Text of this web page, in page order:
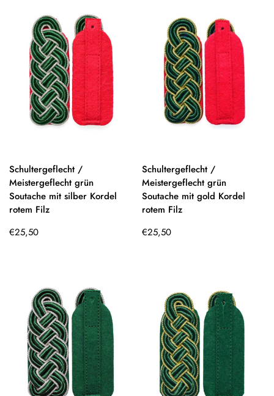
Schultergeflecht /
Meistergeflecht grün
Soutache mit silber Kordel
rotem Filz
Regulärer
€25,50
Schultergeflecht /
Meistergeflecht grün
Soutache mit gold Kordel
rotem Filz
Regulärer
€25,50